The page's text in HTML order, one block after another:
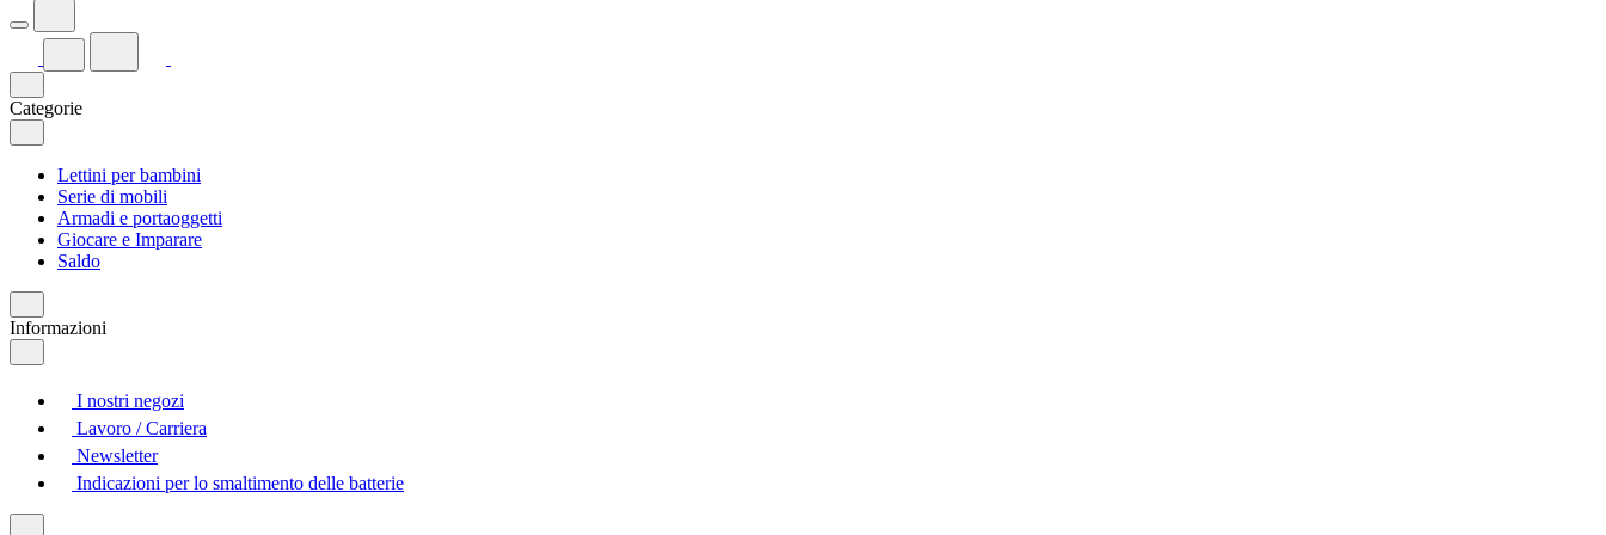
Categorie
Lettini per bambini
Serie di mobili
Armadi e portaoggetti
Giocare e Imparare
Saldo
Informazioni
I nostri negozi
Lavoro / Carriera
Newsletter
Indicazioni per lo smaltimento delle batterie